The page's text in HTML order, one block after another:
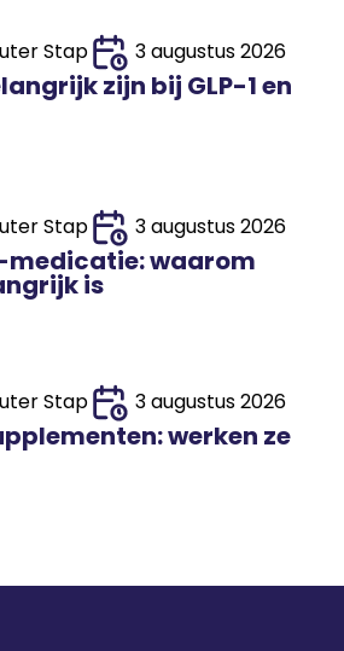
Stap 3 augustus 2026
zijn bij GLP-1 en
Stap 3 augustus 2026
medicatie: waarom
is
Stap 3 augustus 2026
werken ze